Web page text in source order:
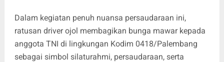
Dalam kegiatan penuh nuansa persaudaraan ini,
ratusan driver ojol membagikan bunga mawar kepada
anggota TNI di lingkungan Kodim 0418/Palembang
sebagai simbol silaturahmi, persaudaraan, serta